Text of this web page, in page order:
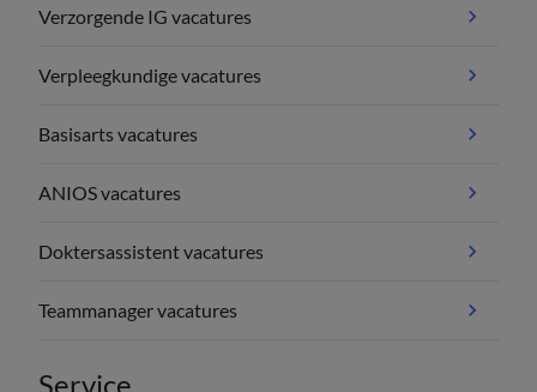
Verzorgende IG vacatures
Verpleegkundige vacatures
Basisarts vacatures
ANIOS vacatures
Doktersassistent vacatures
Teammanager vacatures
Service